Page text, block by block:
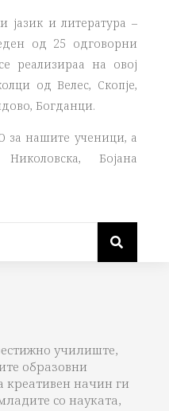
јазик и литература –
од 25 одговорни
реализираа на овој
од Велес, Скопје,
Богданци.
нашите ученици, а
Бојана
училиште,
образовни
креативен начин ги
со науката,